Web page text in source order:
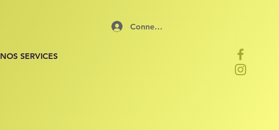
Connexion
NOS SERVICES